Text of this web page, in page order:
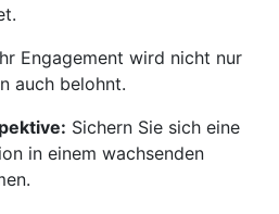
Engagement wird nicht nur
auch belohnt.
Sichern Sie sich eine
in einem wachsenden